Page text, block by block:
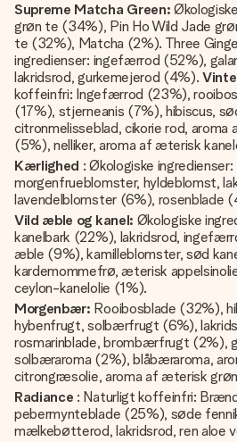
Supreme Matcha Green:
grøn te (34%), Pin Ho Wild Jade
te (32%), Matcha (2%). Three
ingredienser: ingefærrod (52%),
lakridsrod, gurkemejerod (4%).
koffeinfri: Ingefærrod (23%),
(17%), stjerneanis (7%), hibiscus,
citronmelisseblad, cikorie rod,
(5%), nelliker, aroma af æterisk
Kærlighed : Økologiske
morgenfrueblomster, hyldeblomst,
lavendelblomster (6%), rosenblade
Vild æble og kanel: Økologiske
kanelbark (22%), lakridsrod,
æble (9%), kamilleblomster, sød
kardemommefrø, æterisk
ceylon-kanelolie (1%).
Morgenbær: Rooibosblade (32%),
hybenfrugt, solbærfrugt (6%),
rosmarinblade, brombærfrugt (2%),
solbæraroma (2%), blåbæraroma,
citrongræsolie, aroma af æterisk
Radiance : Naturligt koffeinfri:
pebermynteblade (25%), søde
mælkebøtterod, lakridsrod, ren aloe